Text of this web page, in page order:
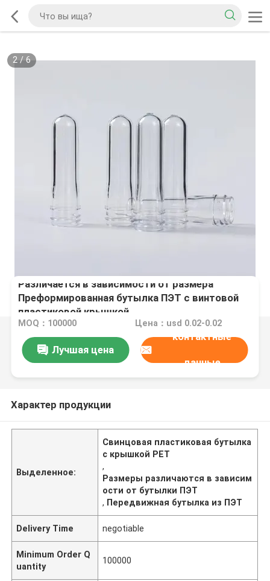
2/ 6
Различается в зависимости от размера
Преформированная бутылка ПЭТ с винтовой
пластиковой крышкой
MOQ：100000 Цена：usd 0.02-0.02
Лучшая цена
контактные
данные
Характер продукции
Выделенное:
Свинцовая пластиковая бутылка
с крышкой PET
,
Размеры различаются в зависим
ости от бутылки ПЭТ
, Передвижная бутылка из ПЭТ
Delivery Time negotiable
Minimum Order Q
uantity
100000